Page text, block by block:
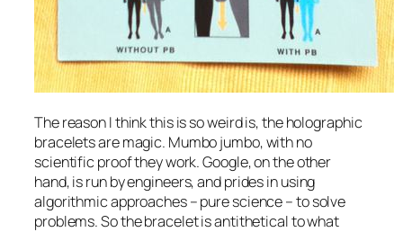
The reason I think this is so weird is, the holographic
bracelets are magic. Mumbo jumbo, with no
scientific proof they work. Google, on the other
hand, is run by engineers, and prides in using
algorithmic approaches – pure science – to solve
problems. So the bracelet is antithetical to what